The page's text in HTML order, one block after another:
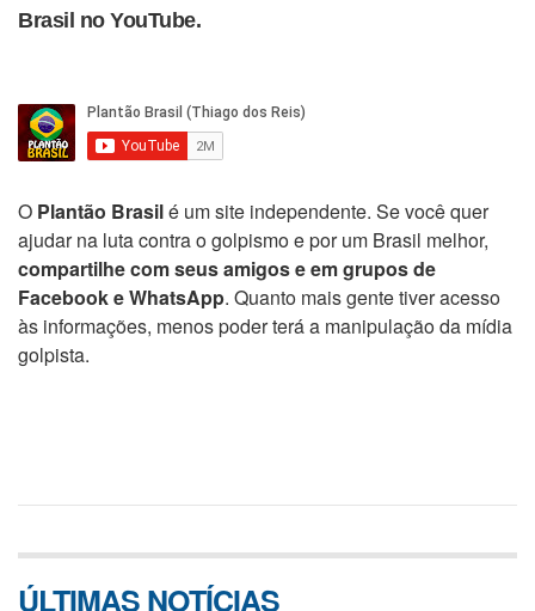
Brasil no YouTube.
O Plantão Brasilé um site independente. Se você quer
ajudar na luta contra o golpismo e por um Brasil melhor,
compartilhe com seus amigos e em grupos de
Facebook e WhatsApp. Quanto mais gente tiver acesso
às informações, menos poder terá a manipulação da mídia
golpista.
ÚLTIMAS NOTÍCIAS